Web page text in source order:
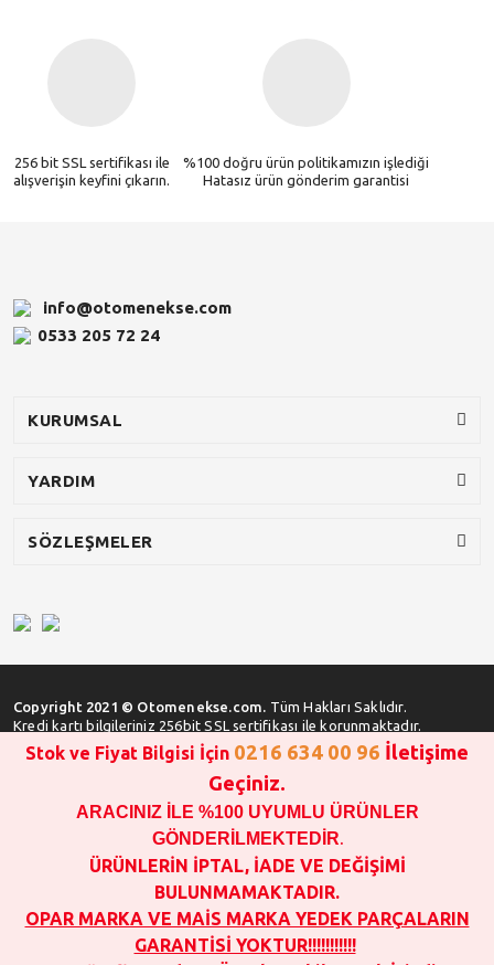
256 bit SSL sertifikası ile
alışverişin keyfini çıkarın.
%100 doğru ürün politikamızın işlediği
Hatasız ürün gönderim garantisi
info@otomenekse.com
0533 205 72 24
KURUMSAL
YARDIM
SÖZLEŞMELER
Copyright 2021 © Otomenekse.com. Tüm Hakları Saklıdır.
Kredi kartı bilgileriniz 256bit SSL sertifikası ile korunmaktadır.
SATIN ALMA İŞLEMİ YAPMADAN ÖNCE
STOK VE FİYAT BİLGİSİ ALINIZ !!!
1000 TL VE ÜSTÜ SİPARİŞ VERİLEBİLİR!!!
OPAR MARKA VE MAİS MARKA YEDEK PARÇALARIN
GARANTİSİ YOKTUR!!!!!!!!!!!
SATIN ALINAN ÜRÜNLERİN İPTAL, İADE VE DEĞİŞİMİ YOKTUR.
FOTOĞRAFLAR SADECE ÖRNEK TEŞKİL ETMEK İÇİNDİR.
Stok ve Fiyat Bilgisi İçin 0216 634 00 96 İletişime
Geçiniz.
ARACINIZ İLE %100 UYUMLU ÜRÜNLER
GÖNDERİLMEKTEDİR.
ÜRÜNLERİN İPTAL, İADE VE DEĞİŞİMİ
BULUNMAMAKTADIR.
OPAR MARKA VE MAİS MARKA YEDEK PARÇALARIN
GARANTİSİ YOKTUR!!!!!!!!!!!